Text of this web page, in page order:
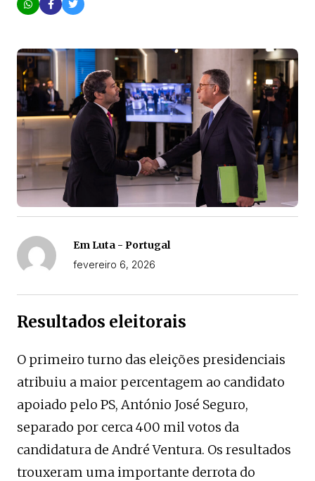
Em Luta - Portugal
fevereiro 6, 2026
Resultados eleitorais
O primeiro turno das eleições presidenciais
atribuiu a maior percentagem ao candidato
apoiado pelo PS, António José Seguro,
separado por cerca 400 mil votos da
candidatura de André Ventura. Os resultados
trouxeram uma importante derrota do